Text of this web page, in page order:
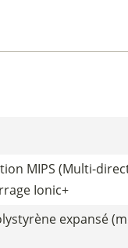
MIPS (Multi-
Ionic+
expansé